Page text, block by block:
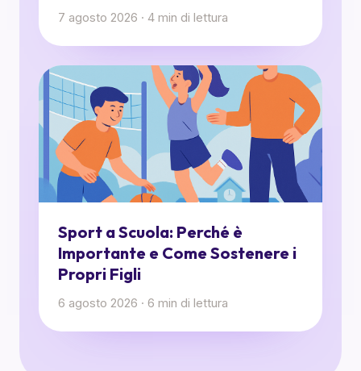
7 agosto 2026 · 4 min di lettura
Sport a Scuola: Perché è
Importante e Come Sostenere i
Propri Figli
6 agosto 2026 · 6 min di lettura